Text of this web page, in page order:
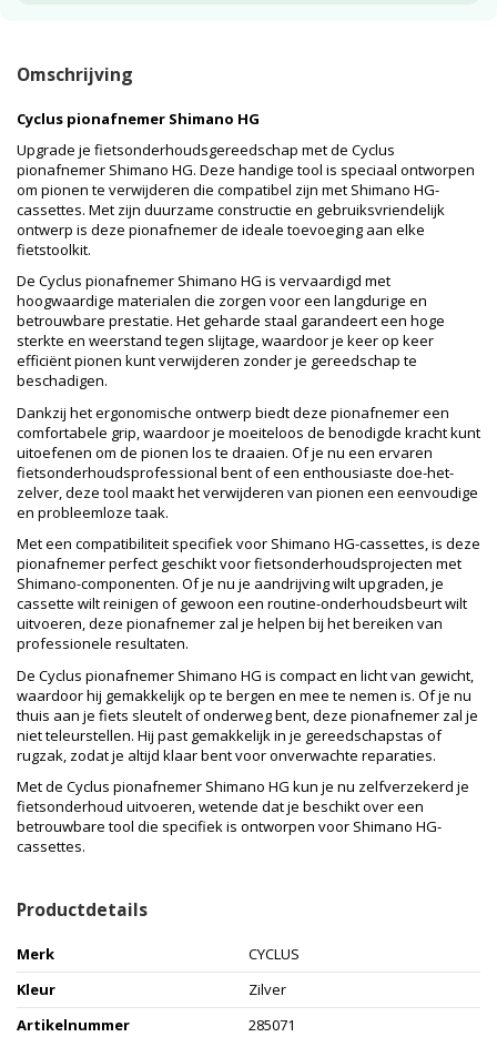
Omschrijving
Cyclus pionafnemer Shimano HG
Upgrade je fietsonderhoudsgereedschap met de Cyclus
pionafnemer Shimano HG. Deze handige tool is speciaal ontworpen
om pionen te verwijderen die compatibel zijn met Shimano HG-
cassettes. Met zijn duurzame constructie en gebruiksvriendelijk
ontwerp is deze pionafnemer de ideale toevoeging aan elke
fietstoolkit.
De Cyclus pionafnemer Shimano HG is vervaardigd met
hoogwaardige materialen die zorgen voor een langdurige en
betrouwbare prestatie. Het geharde staal garandeert een hoge
sterkte en weerstand tegen slijtage, waardoor je keer op keer
efficiënt pionen kunt verwijderen zonder je gereedschap te
beschadigen.
Dankzij het ergonomische ontwerp biedt deze pionafnemer een
comfortabele grip, waardoor je moeiteloos de benodigde kracht kunt
uitoefenen om de pionen los te draaien. Of je nu een ervaren
fietsonderhoudsprofessional bent of een enthousiaste doe-het-
zelver, deze tool maakt het verwijderen van pionen een eenvoudige
en probleemloze taak.
Met een compatibiliteit specifiek voor Shimano HG-cassettes, is deze
pionafnemer perfect geschikt voor fietsonderhoudsprojecten met
Shimano-componenten. Of je nu je aandrijving wilt upgraden, je
cassette wilt reinigen of gewoon een routine-onderhoudsbeurt wilt
uitvoeren, deze pionafnemer zal je helpen bij het bereiken van
professionele resultaten.
De Cyclus pionafnemer Shimano HG is compact en licht van gewicht,
waardoor hij gemakkelijk op te bergen en mee te nemen is. Of je nu
thuis aan je fiets sleutelt of onderweg bent, deze pionafnemer zal je
niet teleurstellen. Hij past gemakkelijk in je gereedschapstas of
rugzak, zodat je altijd klaar bent voor onverwachte reparaties.
Met de Cyclus pionafnemer Shimano HG kun je nu zelfverzekerd je
fietsonderhoud uitvoeren, wetende dat je beschikt over een
betrouwbare tool die specifiek is ontworpen voor Shimano HG-
cassettes.
Productdetails
Merk
CYCLUS
Kleur
Zilver
Artikelnummer
285071